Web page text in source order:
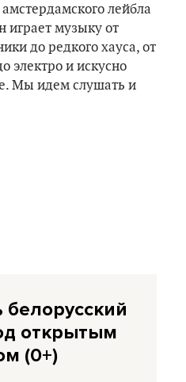
лейбла
играет музыку от
до редкого хауса, от
электро и искусно
Мы идем слушать и
открытым
(0+)